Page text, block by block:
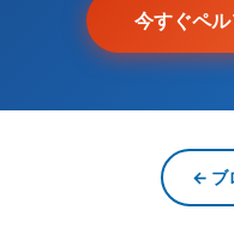
今すぐペ
← ブ